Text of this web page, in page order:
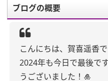
ブログの概要
こんにちは、賀喜遥香
2024年も今日で最後です
うございました！🎍